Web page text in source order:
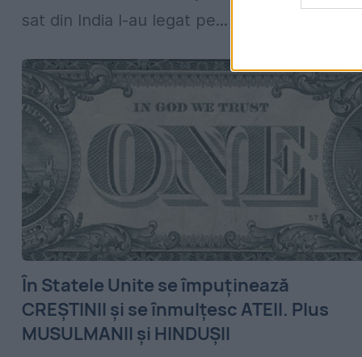
sat din India l-au legat pe...
În Statele Unite se împuținează
CREȘTINII și se înmulțesc ATEII. Plus
MUSULMANII și HINDUȘII